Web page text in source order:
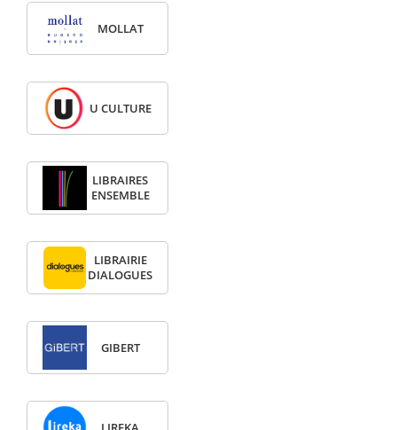
MOLLAT
U CULTURE
LIBRAIRES
ENSEMBLE
LIBRAIRIE
DIALOGUES
GIBERT